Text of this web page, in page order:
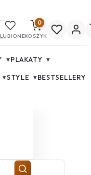
0
KOSZYK
▾PLAKATY ▾
▾STYLE ▾BESTSELLERY